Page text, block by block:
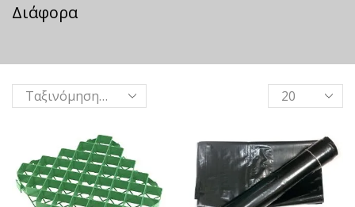
Διάφορα